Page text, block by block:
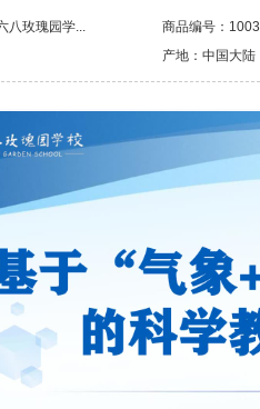
八玫瑰园学... 商品编号：1003
产地：中国大陆